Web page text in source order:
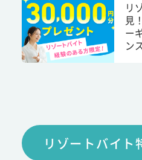
リ
見
ー
ン
リゾートバイト